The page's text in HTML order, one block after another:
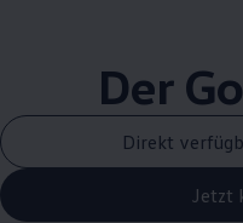
Der
Direkt
Jetzt